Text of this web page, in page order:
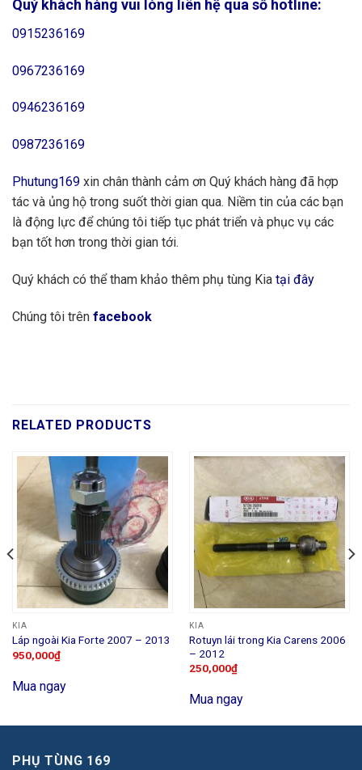
Quý khách hàng vui lòng liên hệ qua số hotline:
0915236169
0967236169
0946236169
0987236169
Phutung169 xin chân thành cảm ơn Quý khách hàng đã hợp
tác và ủng hộ trong suốt thời gian qua. Niềm tin của các bạn
là động lực để chúng tôi tiếp tục phát triển và phục vụ các
bạn tốt hơn trong thời gian tới.
Quý khách có thể tham khảo thêm phụ tùng Kia tại đây
Chúng tôi trên facebook
RELATED PRODUCTS
KIA
Láp ngoài Kia Forte 2007 – 2013
950,000₫
Mua ngay
KIA
Rotuyn lái trong Kia Carens 2006
– 2012
250,000₫
Mua ngay
PHỤ TÙNG 169